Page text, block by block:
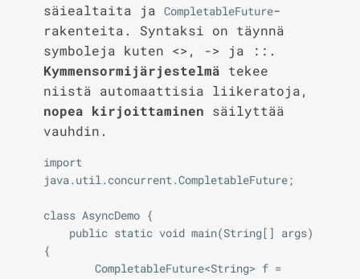
säiealtaita ja CompletableFuture-
rakenteita. Syntaksi on täynnä
symboleja kuten <>, -> ja ::.
Kymmensormijärjestelmä tekee
niistä automaattisia liikeratoja,
nopea kirjoittaminen säilyttää
vauhdin.
import
java.util.concurrent.CompletableFuture;
class AsyncDemo {
{